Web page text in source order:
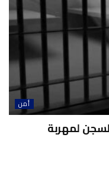
أمن
لمهربة